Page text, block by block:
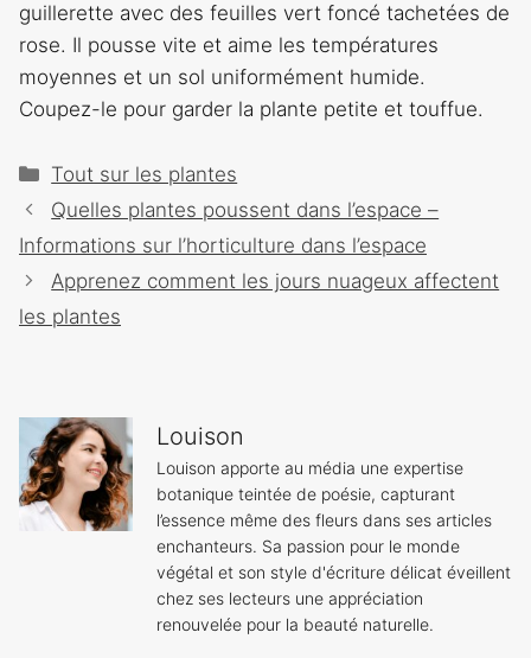
guillerette avec des feuilles vert foncé tachetées de
rose. Il pousse vite et aime les températures
moyennes et un sol uniformément humide.
Coupez-le pour garder la plante petite et touffue.
Catégories
Tout sur les plantes
Navigation
des
Quelles plantes poussent dans l’espace –
Informations sur l’horticulture dans l’espace
Apprenez comment les jours nuageux affectent
les plantes
Louison
Louison apporte au média une expertise
botanique teintée de poésie, capturant
l’essence même des fleurs dans ses articles
enchanteurs. Sa passion pour le monde
végétal et son style d'écriture délicat éveillent
chez ses lecteurs une appréciation
renouvelée pour la beauté naturelle.